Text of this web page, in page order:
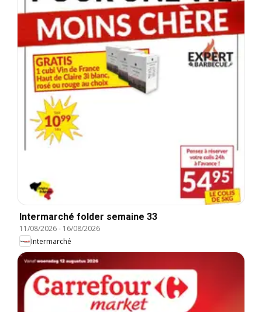
Intermarché folder semaine 33
11/08/2026- 16/08/2026
Intermarché